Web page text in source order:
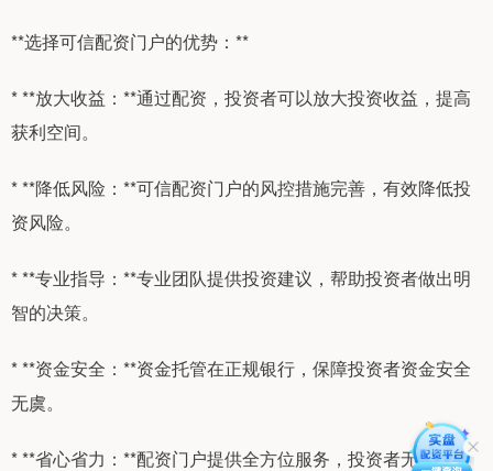
**选择可信配资门户的优势：**
* **放大收益：**通过配资，投资者可以放大投资收益，提高
获利空间。
* **降低风险：**可信配资门户的风控措施完善，有效降低投
资风险。
* **专业指导：**专业团队提供投资建议，帮助投资者做出明
智的决策。
* **资金安全：**资金托管在正规银行，保障投资者资金安全
无虞。
* **省心省力：**配资门户提供全方位服务，投资者无需操心